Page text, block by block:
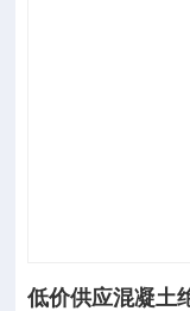
低价供应混凝土